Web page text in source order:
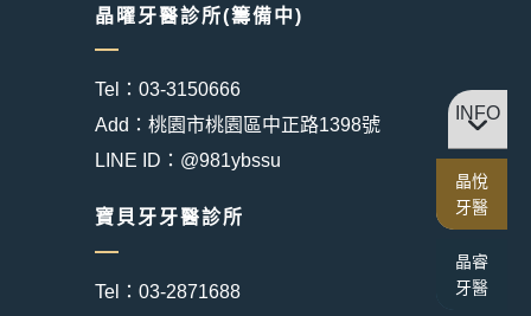
晶曜牙醫診所(籌備中)
Tel：03-3150666
Add：桃園市桃園區中正路1398號
LINE ID：@981ybssu
寶貝牙牙醫診所
Tel：03-2871688
INFO
晶悅
牙醫
晶睿
牙醫